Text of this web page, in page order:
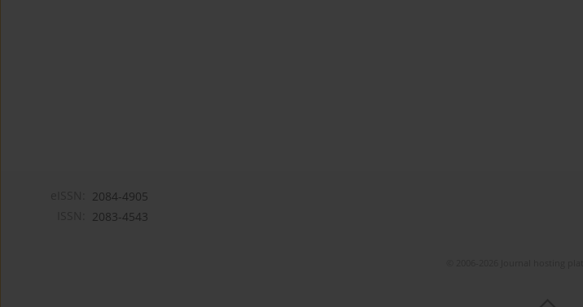
2084-4905
2083-4543